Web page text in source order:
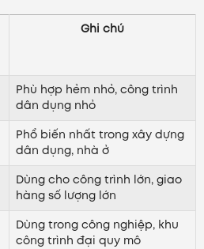
Ghi chú
Phù hợp hẻm nhỏ, công trình
dân dụng nhỏ
Phổ biến nhất trong xây dựng
dân dụng, nhà ở
Dùng cho công trình lớn, giao
hàng số lượng lớn
Dùng trong công nghiệp, khu
công trình đại quy mô